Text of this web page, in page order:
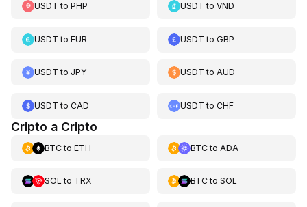
USDT to PHP USDT toVND
USDT to EUR USDT toGBP
USDT to JPY USDT toAUD
USDT to CAD USDT toCHF
Cripto a Cripto
BTCto ETH BTCto ADA
SOL to TRX BTCto SOL